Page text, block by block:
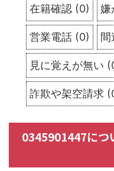
在籍確認 (0) 嫌
営業電話 (0)
見に覚えが無い (
詐欺や架空請求 (
0345901447につ